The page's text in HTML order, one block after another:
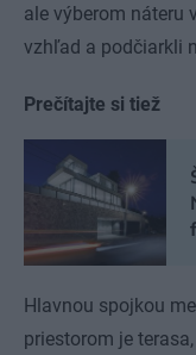
ale výberom náteru
vzhľad a podčiarkli
Prečítajte si tiež
Hlavnou spojkou
priestorom je